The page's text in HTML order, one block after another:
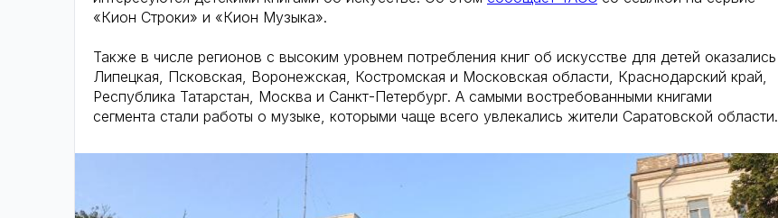
«Кион Строки» и «Кион Музыка».
Также в числе регионов с высоким уровнем потребления книг об искусстве для детей оказались
Липецкая, Псковская, Воронежская, Костромская и Московская области, Краснодарский край,
Республика Татарстан, Москва и Санкт-Петербург. А самыми востребованными книгами
сегмента стали работы о музыке, которыми чаще всего увлекались жители Саратовской области.